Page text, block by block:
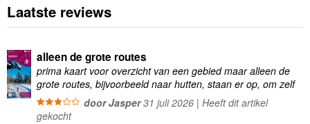
Laatste reviews
alleen de grote routes
prima kaart voor overzicht van een gebied maar alleen de
grote routes, bijvoorbeeld naar hutten, staan er op, om zelf
wandelingen te plannen minder geschikt
door Jasper31 juli 2026 | Heeft dit artikel
gekocht